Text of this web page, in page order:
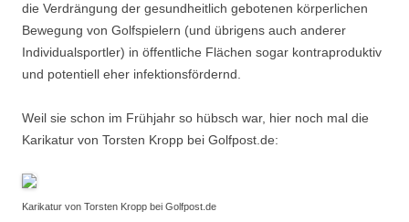
die Verdrängung der gesundheitlich gebotenen körperlichen
Bewegung von Golfspielern (und übrigens auch anderer
Individualsportler) in öffentliche Flächen sogar kontraproduktiv
und potentiell eher infektionsfördernd.
Weil sie schon im Frühjahr so hübsch war, hier noch mal die
Karikatur von Torsten Kropp bei Golfpost.de:
Karikatur von Torsten Kropp bei Golfpost.de